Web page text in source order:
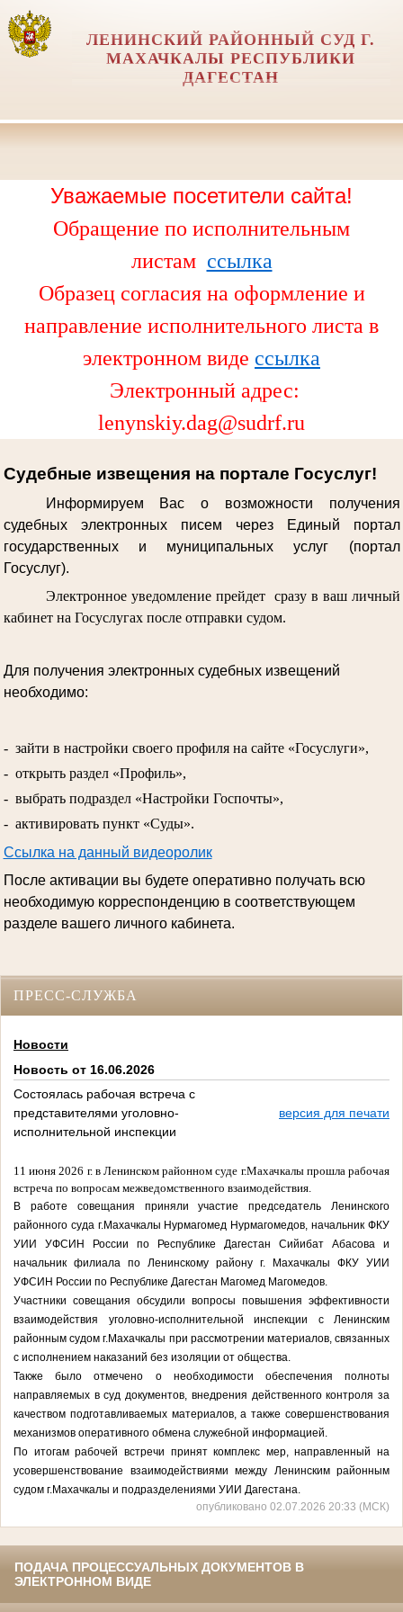
ЛЕНИНСКИЙ РАЙОННЫЙ СУД Г.
МАХАЧКАЛЫ РЕСПУБЛИКИ
ДАГЕСТАН
Уважаемые посетители сайта!
Обращение по исполнительным
листам ссылка
Образец согласия на оформление и
направление исполнительного листа в
электронном виде ссылка
Электронный адрес:
lenynskiy.dag@sudrf.ru
Судебные извещения на портале Госуслуг!
Информируем Вас о возможности получения
судебных электронных писем через Единый портал
государственных и муниципальных услуг (портал
Госуслуг).
Электронное уведомление прейдет сразу в ваш личный
кабинет на Госуслугах после отправки судом.
Для получения электронных судебных извещений
необходимо:
- зайти в настройки своего профиля на сайте «Госуслуги»,
- открыть раздел «Профиль»,
- выбрать подраздел «Настройки Госпочты»,
- активировать пункт «Суды».
Ссылка на данный видеоролик
После активации вы будете оперативно получать всю
необходимую корреспонденцию в соответствующем
разделе вашего личного кабинета.
ПРЕСС-СЛУЖБА
Новости
Новость от 16.06.2026
Состоялась рабочая встреча с
представителями уголовно-
исполнительной инспекции
версия для печати
11 июня 2026 г. в Ленинском районном суде г.Махачкалы прошла рабочая
встреча по вопросам межведомственного взаимодействия.
В работе совещания приняли участие председатель Ленинского
районного суда г.Махачкалы Нурмагомед Нурмагомедов, начальник ФКУ
УИИ УФСИН России по Республике Дагестан Сийибат Абасова и
начальник филиала по Ленинскому району г. Махачкалы ФКУ УИИ
УФСИН России по Республике Дагестан Магомед Магомедов.
Участники совещания обсудили вопросы повышения эффективности
взаимодействия уголовно-исполнительной инспекции с Ленинским
районным судом г.Махачкалы при рассмотрении материалов, связанных
с исполнением наказаний без изоляции от общества.
Также было отмечено о необходимости обеспечения полноты
направляемых в суд документов, внедрения действенного контроля за
качеством подготавливаемых материалов, а также совершенствования
механизмов оперативного обмена служебной информацией.
По итогам рабочей встречи принят комплекс мер, направленный на
усовершенствование взаимодействиями между Ленинским районным
судом г.Махачкалы и подразделениями УИИ Дагестана.
опубликовано 02.07.2026 20:33 (МСК)
ПОДАЧА ПРОЦЕССУАЛЬНЫХ ДОКУМЕНТОВ В
ЭЛЕКТРОННОМ ВИДЕ